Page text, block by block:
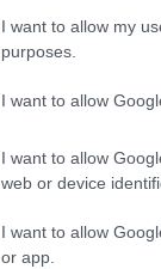
I want to allow my
purposes.
I want to allow
I want to allow
web or device
I want to allow
or app.